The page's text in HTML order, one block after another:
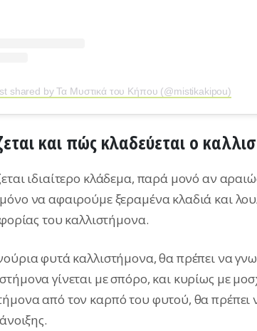
shared by Τα Μυστικά του Κήπου (@mistikakipou)
και πώς κλαδεύεται ο
ιδιαίτερο κλάδεμα, παρά μονό αν
να αφαιρούμε ξεραμένα κλαδιά και
του καλλιστήμονα.
φυτά καλλιστήμονα, θα πρέπει να
γίνεται με σπόρο, και κυρίως με
από τον καρπό του φυτού, θα πρέπει